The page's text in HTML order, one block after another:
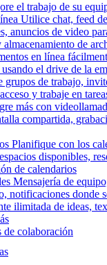
el trabajo de su
Utilice chat, feed
anuncios de video
de
en línea
el drive de la
grupos de trabajo,
y trabaje en
más con
compartida,
Planifique con los
disponibles,
de calendarios
Mensajería de
notificaciones donde
ilimitada de ideas,
de colaboración